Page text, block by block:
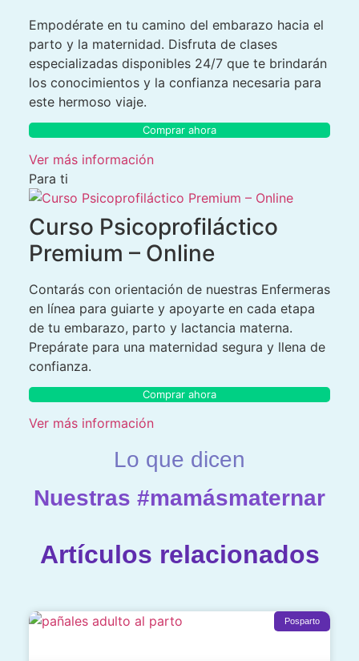
Empodérate en tu camino del embarazo hacia el
parto y la maternidad. Disfruta de clases
especializadas disponibles 24/7 que te brindarán
los conocimientos y la confianza necesaria para
este hermoso viaje.
Comprar ahora
Ver más información
Para ti
Curso Psicoprofiláctico
Premium – Online
Contarás con orientación de nuestras Enfermeras
en línea para guiarte y apoyarte en cada etapa
de tu embarazo, parto y lactancia materna.
Prepárate para una maternidad segura y llena de
confianza.
Comprar ahora
Ver más información
Lo que dicen
Nuestras #mamásmaternar
Artículos relacionados
Posparto